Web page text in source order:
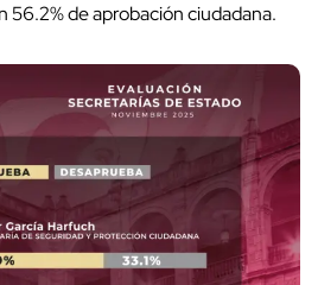
56.2% de aprobación ciudadana.